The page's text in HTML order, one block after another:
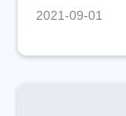
2021-09-01